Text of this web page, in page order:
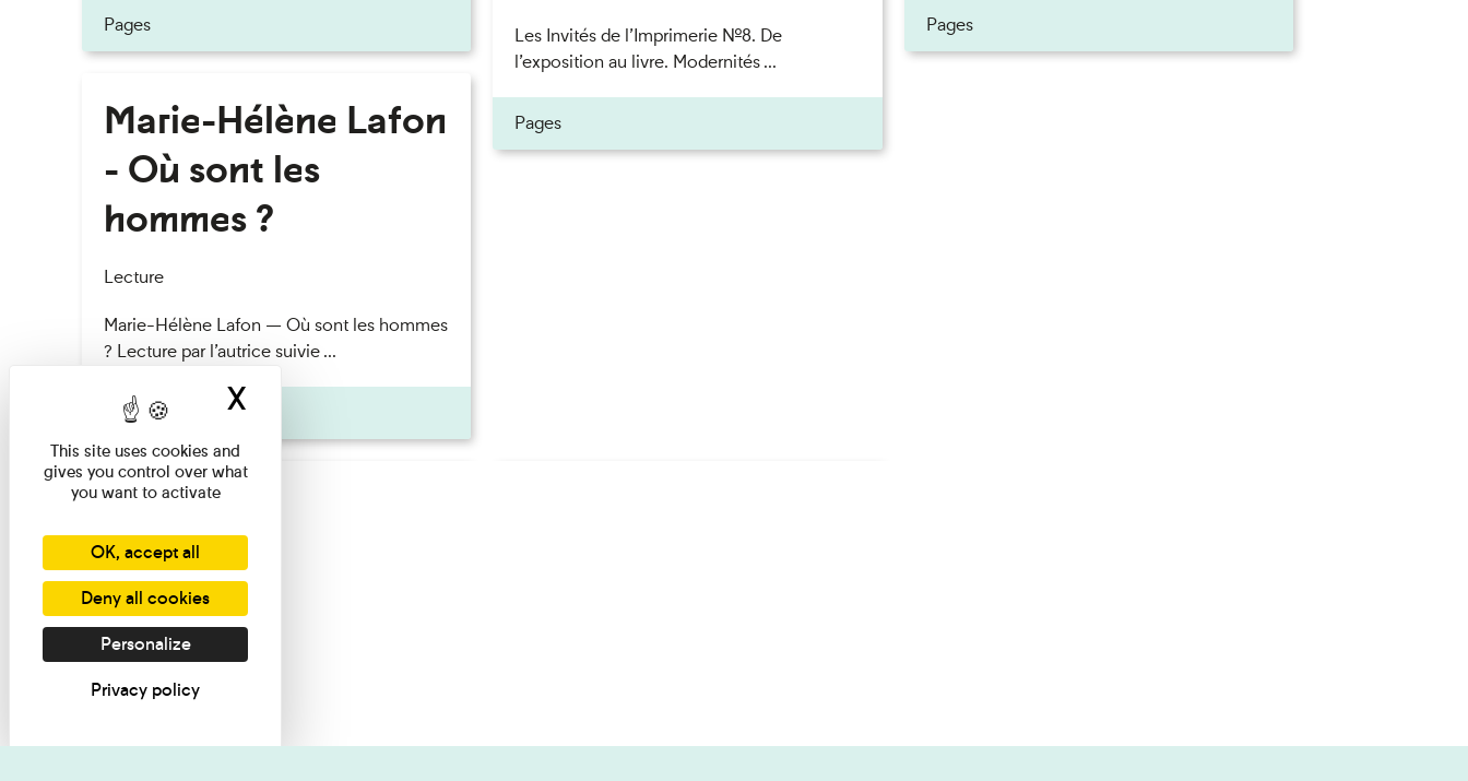
Pages
Marie-Hélène Lafon
- Où sont les
hommes ?
Lecture
Marie-Hélène Lafon — Où sont les hommes
? Lecture par l’autrice suivie ...
Pages
Les Invités de l’Imprimerie n°8. De
l’exposition au livre. Modernités ...
Pages
Pages
This site uses cookies and
gives you control over what
you want to activate
OK, accept all
Deny all cookies
Personalize
Privacy policy
X Hide cookie banner